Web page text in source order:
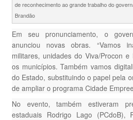
de reconhecimento ao grande trabalho do
Brandão
Em seu pronunciamento, o
anunciou novas obras. “Vamos
militares, unidades do Viva/Procon
os municípios. Também vamos
do Estado, substituindo o papel pela
de ampliar o programa Cidade
No evento, também estiveram
estaduais Rodrigo Lago (PCdoB),